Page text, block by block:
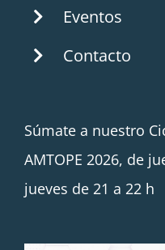
Eventos
Contacto
Súmate a nuestro
AMTOPE 2026, de
jueves de 21 a 22 h